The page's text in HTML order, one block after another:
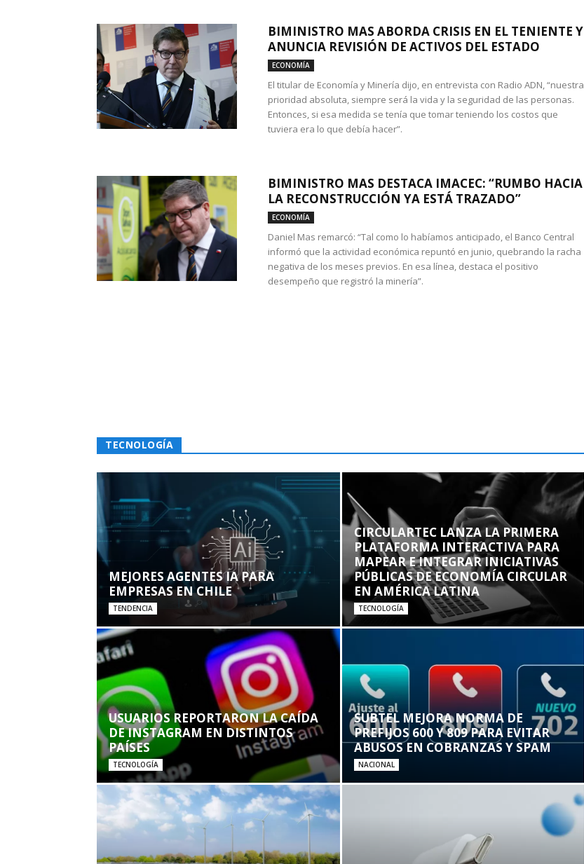
BIMINISTRO MAS ABORDA CRISIS EN EL TENIENTE Y
ANUNCIA REVISIÓN DE ACTIVOS DEL ESTADO
ECONOMÍA
El titular de Economía y Minería dijo, en entrevista con Radio ADN, “nuestra
prioridad absoluta, siempre será la vida y la seguridad de las personas.
Entonces, si esa medida se tenía que tomar teniendo los costos que
tuviera era lo que debía hacer”.
BIMINISTRO MAS DESTACA IMACEC: “RUMBO HACIA
LA RECONSTRUCCIÓN YA ESTÁ TRAZADO”
ECONOMÍA
Daniel Mas remarcó: “Tal como lo habíamos anticipado, el Banco Central
informó que la actividad económica repuntó en junio, quebrando la racha
negativa de los meses previos. En esa línea, destaca el positivo
desempeño que registró la minería”.
TECNOLOGÍA
MEJORES AGENTES IA PARA
EMPRESAS EN CHILE
TENDENCIA
CIRCULARTEC LANZA LA PRIMERA
PLATAFORMA INTERACTIVA PARA
MAPEAR E INTEGRAR INICIATIVAS
PÚBLICAS DE ECONOMÍA CIRCULAR
EN AMÉRICA LATINA
TECNOLOGÍA
USUARIOS REPORTARON LA CAÍDA
DE INSTAGRAM EN DISTINTOS
PAÍSES
TECNOLOGÍA
SUBTEL MEJORA NORMA DE
PREFIJOS 600 Y 809 PARA EVITAR
ABUSOS EN COBRANZAS Y SPAM
NACIONAL